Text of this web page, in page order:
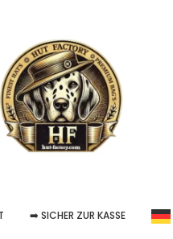
➡️ SICHER ZUR KASSE